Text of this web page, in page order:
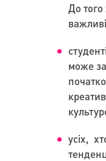
До
може
усіх,